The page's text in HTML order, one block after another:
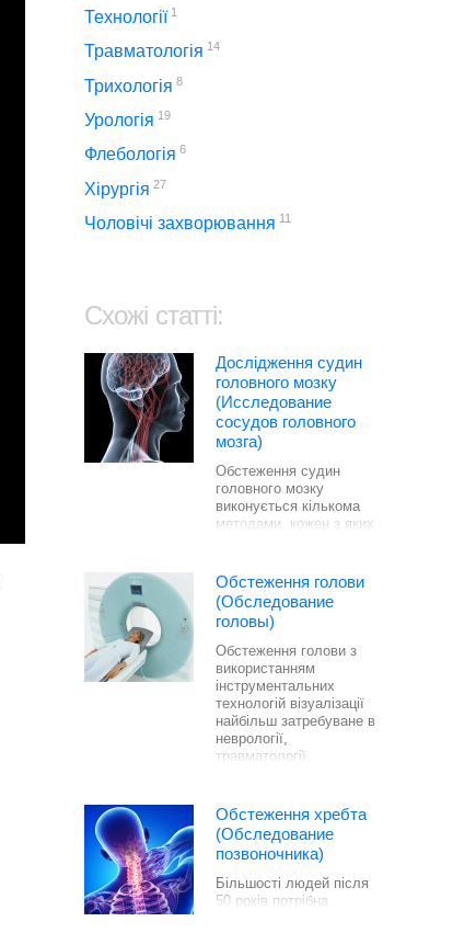
Технології1
Травматологія 14
Трихологія 8
Урологія 19
Флебологія 6
Хірургія 27
Чоловічі захворювання 11
Схожі статті:
Дослідження судин
головного мозку
(Исследование
сосудов головного
мозга)
Обстеження судин
головного мозку
виконується кількома
методами, кожен з яких
Обстеження голови
(Обследование
головы)
Обстеження голови з
використанням
інструментальних
технологій візуалізації
найбільш затребуване в
неврології,
травматології,
Обстеження хребта
(Обследование
позвоночника)
Більшості людей після
50 років потрібна